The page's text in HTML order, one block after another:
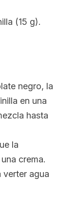
(15 g).
negro, la
en una
hasta
la
crema.
verter agua